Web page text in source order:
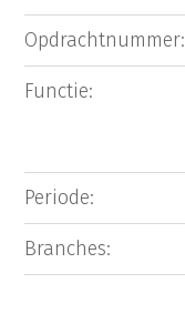
Opdrachtnummer:
Functie:
Periode:
Branches: